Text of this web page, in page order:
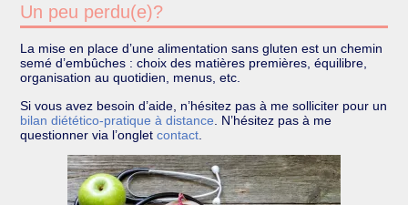
Un peu perdu(e)?
La mise en place d’une alimentation sans gluten est un chemin
semé d’embûches : choix des matières premières, équilibre,
organisation au quotidien, menus, etc.
Si vous avez besoin d’aide, n’hésitez pas à me solliciter pour un
bilan diétético-pratique à distance . N’hésitez pas à me
questionner via l’ongletcontact